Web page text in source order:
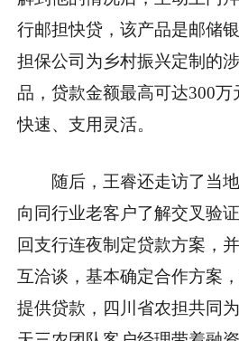
行邮担快贷，该产品是邮储
担保公司为乡村振兴定制的
品，贷款金额最高可达300
快速、支用灵活。
随后，王睿还走访了当
向同行业老客户了解交叉验
回支行连夜制定贷款方案，
互洽谈，基本确定合作方案
提供贷款，四川省农担共同